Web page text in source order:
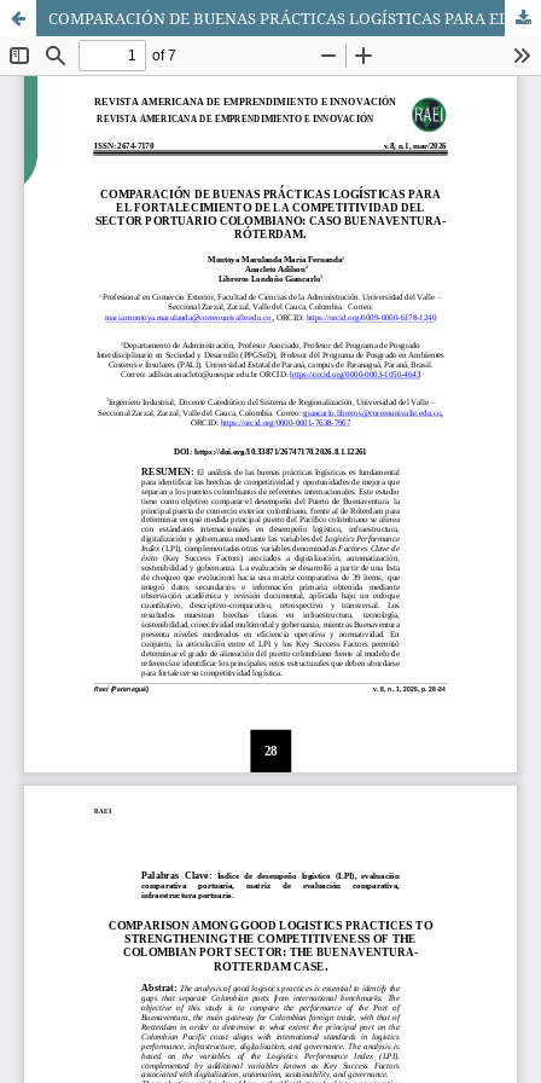
COMPARACIÓN DE BUENAS PRÁCTICAS LOGÍSTICAS PARA EL FORTALECIMIENTO DE LA COMPETITIVIDAD DEL SECTOR PORTUARIO COLOMBIANO: CASO BUENAVENTURA-RÓTERDAM